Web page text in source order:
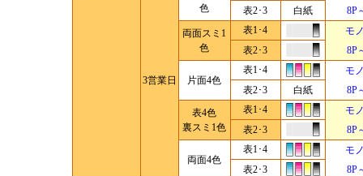
3営業日
色
8P
表2･3
白紙
両面スミ1
色
表1･4
モ
8P
表2･3
片面4色
表1･4
モ
8P
表2･3
白紙
表4色
裏スミ1色
表1･4
モ
8P
表2･3
両面4色
表1･4
モ
8P
表2･3